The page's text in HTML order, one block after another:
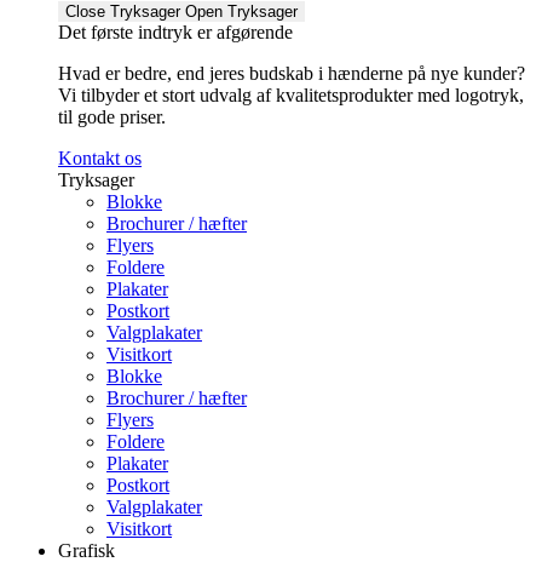
Close Tryksager Open Tryksager
Det første indtryk er afgørende
Hvad er bedre, end jeres budskab i hænderne på nye kunder?
Vi tilbyder et stort udvalg af kvalitetsprodukter med logotryk,
til gode priser.
Kontakt os
Tryksager
Blokke
Brochurer / hæfter
Flyers
Foldere
Plakater
Postkort
Valgplakater
Visitkort
Blokke
Brochurer / hæfter
Flyers
Foldere
Plakater
Postkort
Valgplakater
Visitkort
Grafisk